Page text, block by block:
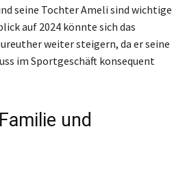
seine Tochter Ameli sind wichtige
auf 2024 könnte sich das
weiter steigern, da er seine
im Sportgeschäft konsequent
und